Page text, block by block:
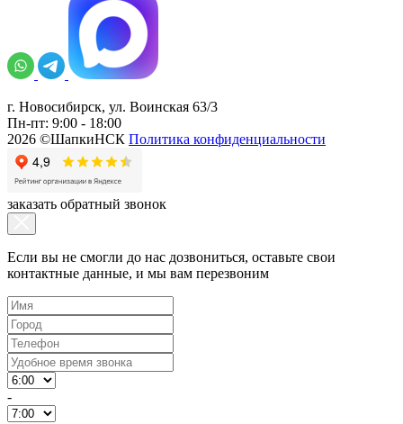
г. Новосибирск, ул. Воинская 63/3
Пн-пт: 9:00 - 18:00
2026 ©ШапкиНСК Политика конфиденциальности
заказать обратный звонок
Если вы не смогли до нас дозвониться, оставьте свои
контактные данные, и мы вам перезвоним
-